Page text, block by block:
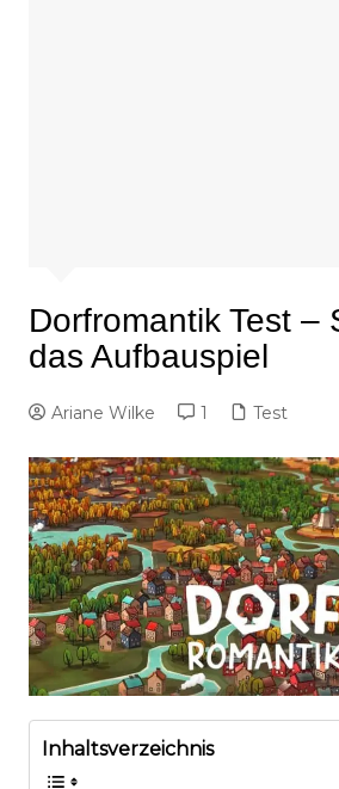
Dorfromantik Test –
das Aufbauspiel
Ariane Wilke 1 Test
Inhaltsverzeichnis